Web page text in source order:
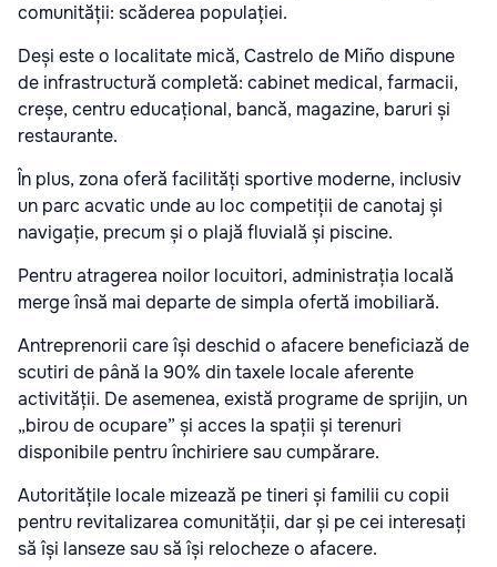
comunității: scăderea populației.
Deși este o localitate mică, Castrelo de Miño dispune
de infrastructură completă: cabinet medical, farmacii,
creșe, centru educațional, bancă, magazine, baruri și
restaurante.
În plus, zona oferă facilități sportive moderne, inclusiv
un parc acvatic unde au loc competiții de canotaj și
navigație, precum și o plajă fluvială și piscine.
Pentru atragerea noilor locuitori, administrația locală
merge însă mai departe de simpla ofertă imobiliară.
Antreprenorii care își deschid o afacere beneficiază de
scutiri de până la 90% din taxele locale aferente
activității. De asemenea, există programe de sprijin, un
„birou de ocupare” și acces la spații și terenuri
disponibile pentru închiriere sau cumpărare.
Autoritățile locale mizează pe tineri și familii cu copii
pentru revitalizarea comunității, dar și pe cei interesați
să își lanseze sau să își relocheze o afacere.